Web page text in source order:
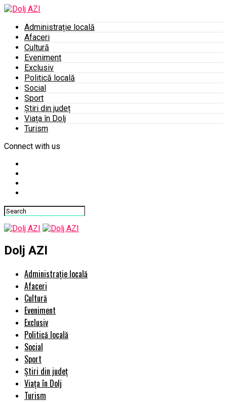
Administrație locală
Afaceri
Cultură
Eveniment
Exclusiv
Politică locală
Social
Sport
Știri din județ
Viața în Dolj
Turism
Connect with us
Dolj AZI
Administrație locală
Afaceri
Cultură
Eveniment
Exclusiv
Politică locală
Social
Sport
Știri din județ
Viața în Dolj
Turism